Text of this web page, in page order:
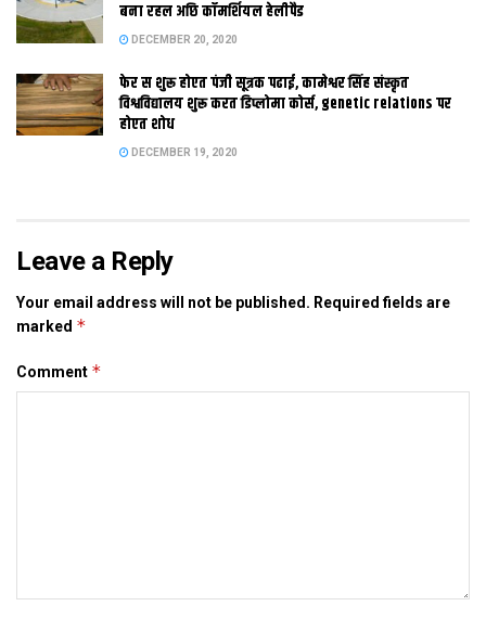
विचार विमर्श केलथि आ ट्रीटमेंट प्लांट क स्थापना पर निगमकर्मी स सेहो गप
केलथि। ओ कहलथि जे घर सब स निकलल गंदा पाइन छोट पैघ पाइप क
बाद ओ कृषि कार्य मे उपयोग क लेल उपलब्ध भ जाएत।
बना रहल अछि कॉमर्शियल हेलीपैड
DECEMBER 20, 2020
फेर स शुरू होएत पंजी सूत्रक पढाई, कामेश्वर सिंह संस्कृत
विश्वविद्यालय शुरू करत डिप्लोमा कोर्स, genetic relations पर
होएत शोध
DECEMBER 19, 2020
Leave a Reply
Your email address will not be published. Required fields are
marked *
Comment *